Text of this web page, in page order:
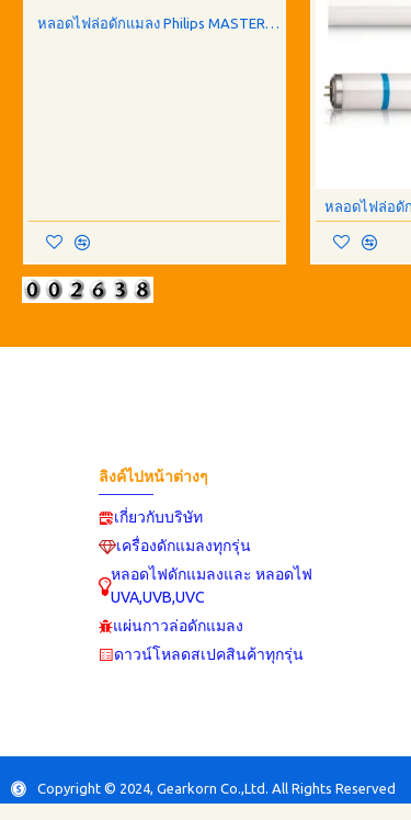
หลอดไฟล่อดักแมลง Philips MASTER Actinic BL TL-D 15W/10 Secura
ลิงค์ไปหน้าต่างๆ
เกี่ยวกับบริษัท
เครื่องดักแมลงทุกรุ่น
หลอดไฟดักแมลงและ หลอดไฟ
UVA,UVB,UVC
แผ่นกาวล่อดักแมลง
ดาวน์โหลดสเปคสินค้าทุกรุ่น
Copyright © 2024, Gearkorn Co.,Ltd. All Rights Reserved